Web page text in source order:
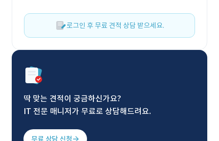
로그인 후 무료 견적 상담 받으세요.
딱 맞는 견적이 궁금하신가요?
IT 전문 매니저가 무료로 상담해드려요.
무료 상담 신청